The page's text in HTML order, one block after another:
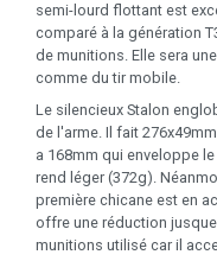
semi-lourd flottant est
comparé à la génération
de munitions. Elle sera
comme du tir mobile.
Le silencieux Stalon
de l'arme. Il fait
a 168mm qui enveloppe
rend léger (372g).
première chicane est en
offre une réduction
munitions utilisé car il